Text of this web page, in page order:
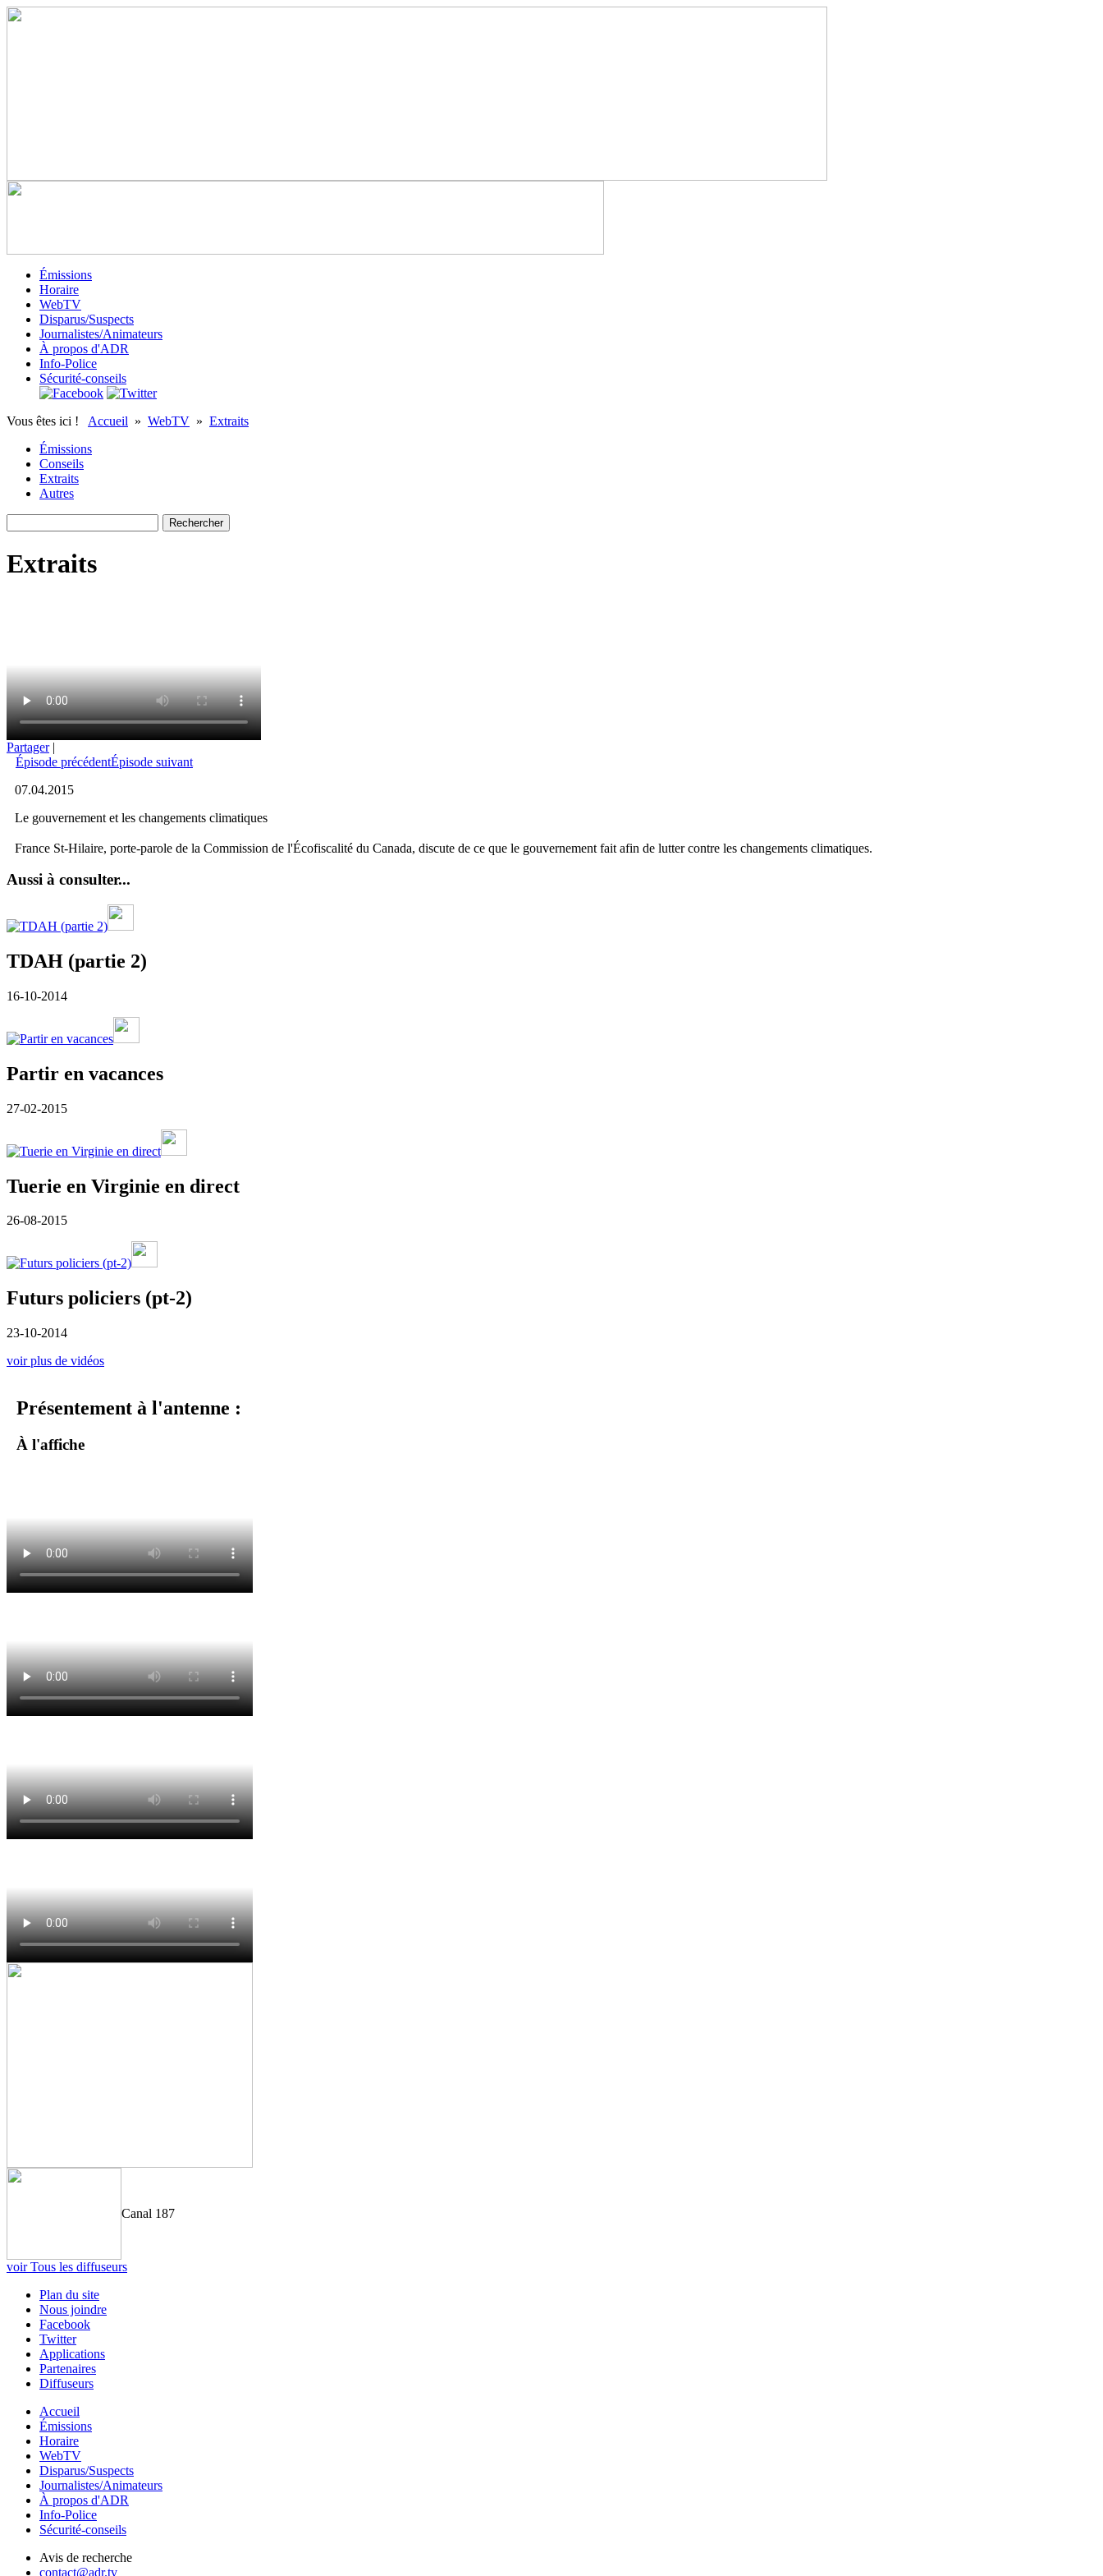
Émissions
Horaire
WebTV
Disparus/Suspects
Journalistes/Animateurs
À propos d'ADR
Info-Police
Sécurité-conseils
Vous êtes ici ! Accueil » WebTV » Extraits
Émissions
Conseils
Extraits
Autres
Extraits
Partager |
Épisode précédentÉpisode suivant
07.04.2015
Le gouvernement et les changements climatiques
France St-Hilaire, porte-parole de la Commission de l'Écofiscalité du Canada, discute de ce que le gouvernement fait afin de lutter contre les changements climatiques.
Aussi à consulter...
TDAH (partie 2)
16-10-2014
Partir en vacances
27-02-2015
Tuerie en Virginie en direct
26-08-2015
Futurs policiers (pt-2)
23-10-2014
voir plus de vidéos
Présentement à l'antenne :
À l'affiche
Canal 187
voir Tous les diffuseurs
Plan du site
Nous joindre
Facebook
Twitter
Applications
Partenaires
Diffuseurs
Accueil
Émissions
Horaire
WebTV
Disparus/Suspects
Journalistes/Animateurs
À propos d'ADR
Info-Police
Sécurité-conseils
Avis de recherche
contact@adr.tv